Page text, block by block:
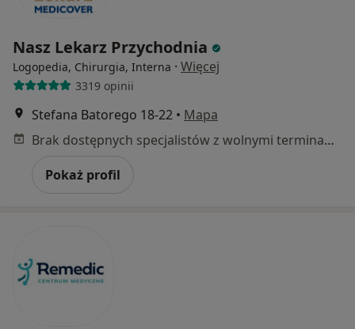
Nasz Lekarz Przychodnia
Logopedia, Chirurgia, Interna · Więcej
3319 opinii
Stefana Batorego 18-22 • Mapa
Brak dostępnych specjalistów z wolnymi terminami w tym centrum medycznym.
Pokaż profil